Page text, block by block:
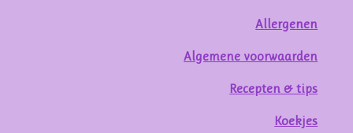
Allergenen
Algemene voorwaarden
Recepten & tips
Koekjes